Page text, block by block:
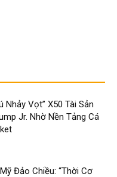
Nhảy Vọt” X50 Tài Sản
Jr. Nhờ Nền Tảng Cá
Đảo Chiều: “Thời Cơ